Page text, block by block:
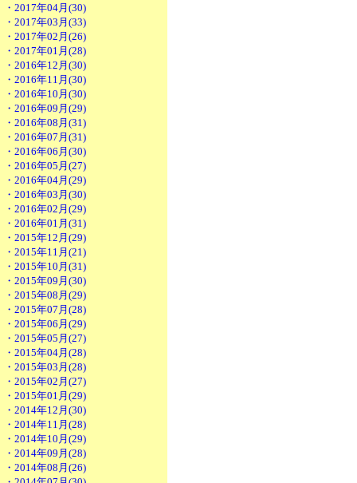
・2017年04月(30)
・2017年03月(33)
・2017年02月(26)
・2017年01月(28)
・2016年12月(30)
・2016年11月(30)
・2016年10月(30)
・2016年09月(29)
・2016年08月(31)
・2016年07月(31)
・2016年06月(30)
・2016年05月(27)
・2016年04月(29)
・2016年03月(30)
・2016年02月(29)
・2016年01月(31)
・2015年12月(29)
・2015年11月(21)
・2015年10月(31)
・2015年09月(30)
・2015年08月(29)
・2015年07月(28)
・2015年06月(29)
・2015年05月(27)
・2015年04月(28)
・2015年03月(28)
・2015年02月(27)
・2015年01月(29)
・2014年12月(30)
・2014年11月(28)
・2014年10月(29)
・2014年09月(28)
・2014年08月(26)